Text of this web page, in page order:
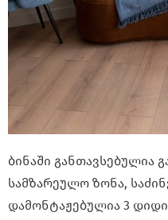
ბინაში განთავსებულია
სამზარეულო ზონა,
დამონტაჟებულია 3